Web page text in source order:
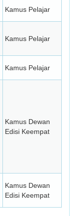
Kamus Pelajar
Kamus Pelajar
Kamus Pelajar
Kamus Dewan
Edisi Keempat
Kamus Dewan
Edisi Keempat